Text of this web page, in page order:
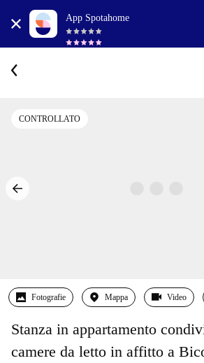
App Spotahome
CONTROLLATO
Fotografie Mappa Video
Stanza in appartamento
camere da letto in affitto a